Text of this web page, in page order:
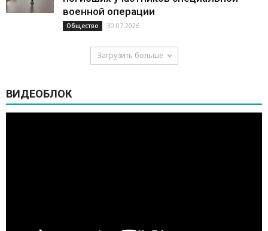
военной операции
Общество 30.07.2026
Загрузить больше
ВИДЕОБЛОК